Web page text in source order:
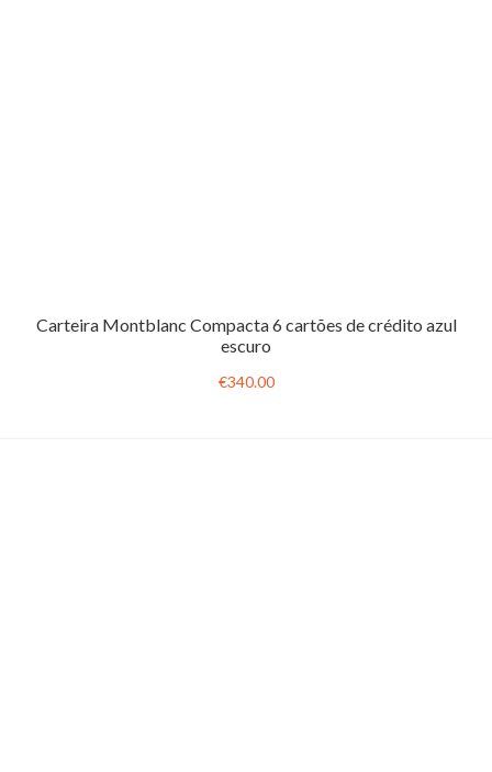
Carteira Montblanc Compacta 6 cartões de crédito azul
escuro
€340.00